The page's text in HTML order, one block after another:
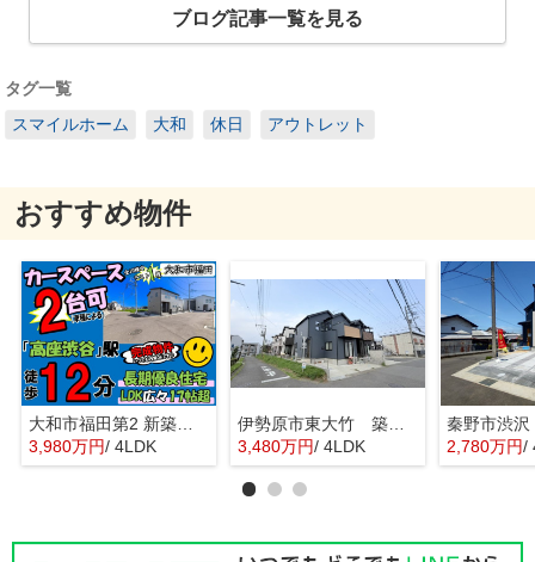
ブログ記事一覧を見る
タグ一覧
スマイルホーム
大和 休日 アウトレット
おすすめ物件
大和市福田第2 新築戸建 全10棟
3,980万円/ 4LDK
伊勢原市東大竹 築浅中古住宅
3,480万円/ 4LDK 2,780万円/